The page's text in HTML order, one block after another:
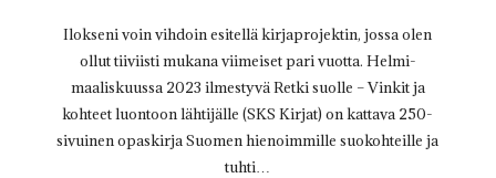
Ilokseni voin vihdoin esitellä kirjaprojektin, jossa olen
ollut tiiviisti mukana viimeiset pari vuotta. Helmi-
maaliskuussa 2023 ilmestyvä Retki suolle – Vinkit ja
kohteet luontoon lähtijälle (SKS Kirjat) on kattava 250-
sivuinen opaskirja Suomen hienoimmille suokohteille ja
tuhti…